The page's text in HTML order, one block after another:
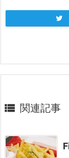
 関連記事